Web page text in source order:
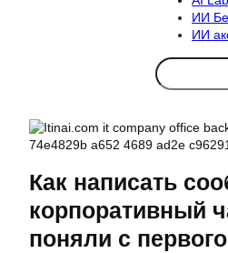
ИИ
ИИ
Search
Как написать
корпоративный
поняли с